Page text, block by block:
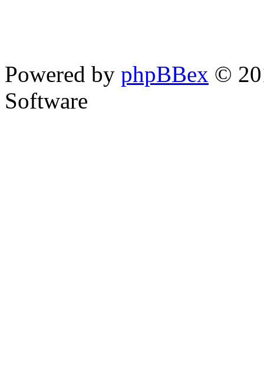
Powered by phpBBex ©
Software